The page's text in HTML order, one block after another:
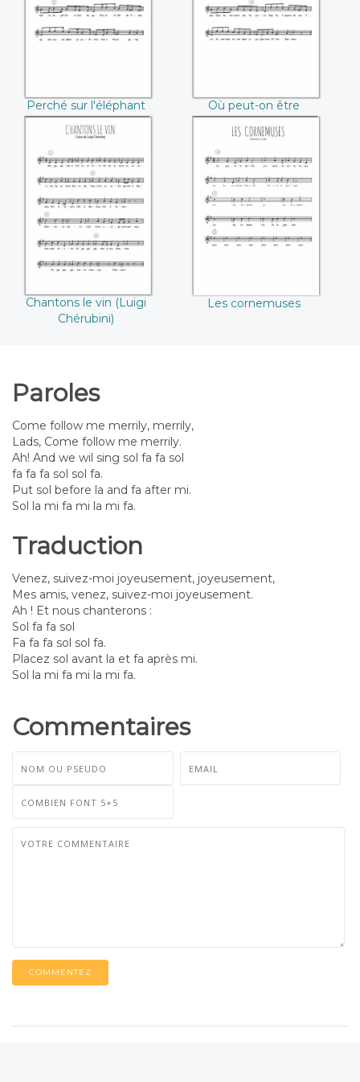
(François Couperin)
Perché sur l'éléphant
(François Couperin)
Couperin)
Où peut-on être
mieux (François
Couperin)
Chantons le vin
(Luigi Chérubini)
Chantons le vin (Luigi
Chérubini)
Les cornemuses
Les cornemuses
Paroles
Come follow me merrily, merrily,
Lads, Come follow me merrily.
Ah! And we wil sing sol fa fa sol
fa fa fa sol sol fa.
Put sol before la and fa after mi.
Sol la mi fa mi la mi fa.
Traduction
Venez, suivez-moi joyeusement, joyeusement,
Mes amis, venez, suivez-moi joyeusement.
Ah ! Et nous chanterons :
Sol fa fa sol
Fa fa fa sol sol fa.
Placez sol avant la et fa après mi.
Sol la mi fa mi la mi fa.
Commentaires
COMMENTEZ